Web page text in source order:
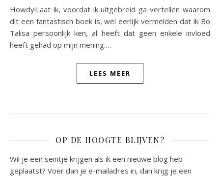
Howdy!Laat ik, voordat ik uitgebreid ga vertellen waarom
dit een fantastisch boek is, wel eerlijk vermelden dat ik Bo
Talisa persoonlijk ken, al heeft dat geen enkele invloed
heeft gehad op mijn mening.…
LEES MEER
OP DE HOOGTE BLIJVEN?
Wil je een seintje krijgen als ik een nieuwe blog heb
geplaatst? Voer dan je e-mailadres in, dan krijg je een